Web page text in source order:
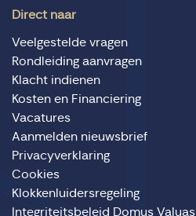
Direct naar
Veelgestelde vragen
Rondleiding aanvragen
Klacht indienen
Kosten en Financiering
Vacatures
Aanmelden nieuwsbrief
Privacyverklaring
Cookies
Klokkenluidersregeling
Integriteitsbeleid Domus Valuas